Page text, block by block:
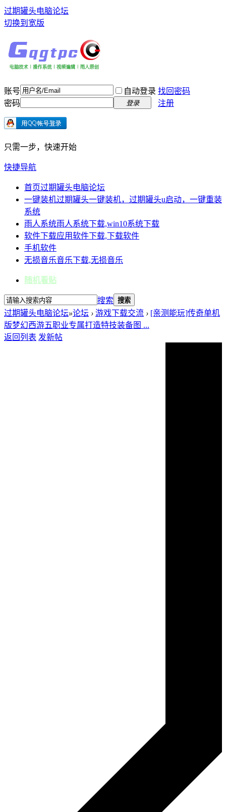
过期罐头电脑论坛
切换到宽版
账号 自动登录 找回密码
密码
登录 注册
只需一步，快速开始
快捷导航
首页过期罐头电脑论坛
一键装机过期罐头一键装机，过期罐头u启动，一键重装
系统
雨人系统雨人系统下载,win10系统下载
软件下载应用软件下载,下载软件
手机软件
无损音乐音乐下载,无损音乐
随机看贴
搜索 搜索
过期罐头电脑论坛»论坛 › 游戏下载交流 › [亲测能玩]传奇单机
版梦幻西游五职业专属打造特技装备图 ...
返回列表 发新帖